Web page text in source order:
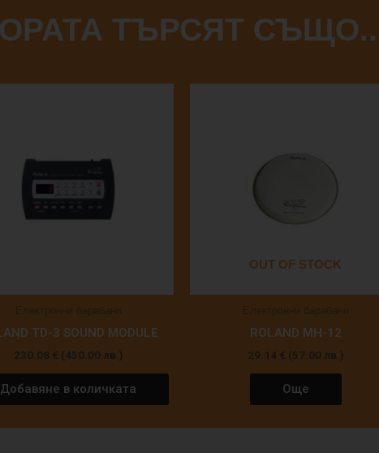
ТЪРСЯТ
TD-3 SOUND MODULE
230.08 € (450.00 лв.)
Добавяне в количката
OUT OF STOCK
ROLAND MH-12
29.14 € (57.00 лв.)
Още